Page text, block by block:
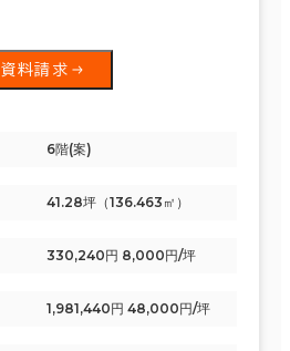
資料請求
6階(案)
41.28坪（136.463㎡）
330,240円 8,000円/坪
1,981,440円 48,000円/坪